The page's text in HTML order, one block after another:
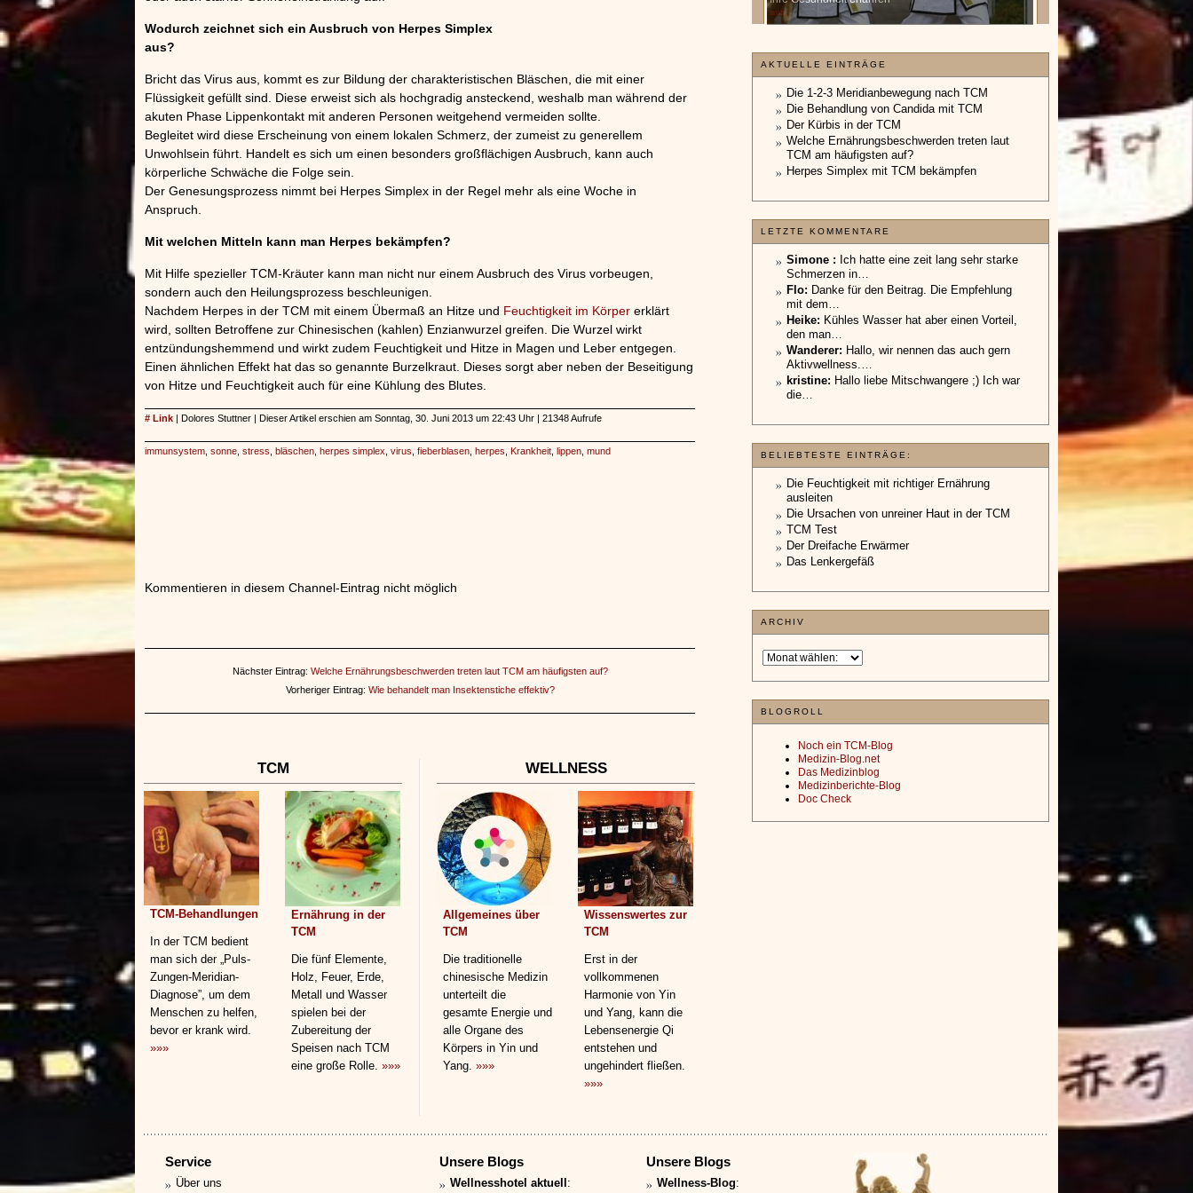
Wodurch zeichnet sich ein Ausbruch von Herpes Simplex
aus?
Bricht das Virus aus, kommt es zur Bildung der charakteristischen Bläschen, die mit einer
Flüssigkeit gefüllt sind. Diese erweist sich als hochgradig ansteckend, weshalb man während der
akuten Phase Lippenkontakt mit anderen Personen weitgehend vermeiden sollte.
Begleitet wird diese Erscheinung von einem lokalen Schmerz, der zumeist zu generellem
Unwohlsein führt. Handelt es sich um einen besonders großflächigen Ausbruch, kann auch
körperliche Schwäche die Folge sein.
Der Genesungsprozess nimmt bei Herpes Simplex in der Regel mehr als eine Woche in
Anspruch.
Mit welchen Mitteln kann man Herpes bekämpfen?
Mit Hilfe spezieller TCM-Kräuter kann man nicht nur einem Ausbruch des Virus vorbeugen,
sondern auch den Heilungsprozess beschleunigen.
Nachdem Herpes in der TCM mit einem Übermaß an Hitze und Feuchtigkeit im Körper erklärt
wird, sollten Betroffene zur Chinesischen (kahlen) Enzianwurzel greifen. Die Wurzel wirkt
entzündungshemmend und wirkt zudem Feuchtigkeit und Hitze in Magen und Leber entgegen.
Einen ähnlichen Effekt hat das so genannte Burzelkraut. Dieses sorgt aber neben der Beseitigung
von Hitze und Feuchtigkeit auch für eine Kühlung des Blutes.
# Link | Dolores Stuttner | Dieser Artikel erschien am Sonntag, 30. Juni 2013 um 22:43 Uhr | 21348 Aufrufe
immunsystem sonne stress bläschen herpes simplex virus fieberblasen herpes Krankheit lippen mund
Kommentieren in diesem Channel-Eintrag nicht möglich
Nächster Eintrag: Welche Ernährungsbeschwerden treten laut TCM am häufigsten auf?
Vorheriger Eintrag: Wie behandelt man Insektenstiche effektiv?
TCM
TCM-Behandlungen
In der TCM bedient
man sich der „Puls-
Zungen-Meridian-
Diagnose”, um dem
Menschen zu helfen,
bevor er krank wird.
»»»
Ernährung in der
TCM
Die fünf Elemente,
Holz, Feuer, Erde,
Metall und Wasser
spielen bei der
Zubereitung der
Speisen nach TCM
eine große Rolle. »»»
WELLNESS
Allgemeines über
TCM
Die traditionelle
chinesische Medizin
unterteilt die
gesamte Energie und
alle Organe des
Körpers in Yin und
Yang. »»»
Wissenswertes zur
TCM
Erst in der
vollkommenen
Harmonie von Yin
und Yang, kann die
Lebensenergie Qi
entstehen und
ungehindert fließen.
»»»
»»»
»»»
Geschenkgutschein.
»»»
AKTUELLE EINTRÄGE
Die 1-2-3 Meridianbewegung nach TCM
Die Behandlung von Candida mit TCM
Der Kürbis in der TCM
Welche Ernährungsbeschwerden treten laut
TCM am häufigsten auf?
Herpes Simplex mit TCM bekämpfen
LETZTE KOMMENTARE
Simone : Ich hatte eine zeit lang sehr starke
Schmerzen in…
Flo: Danke für den Beitrag. Die Empfehlung
mit dem…
Heike: Kühles Wasser hat aber einen Vorteil,
den man…
Wanderer: Hallo, wir nennen das auch gern
Aktivwellness.…
kristine: Hallo liebe Mitschwangere ;) Ich war
die…
BELIEBTESTE EINTRÄGE:
Die Feuchtigkeit mit richtiger Ernährung
ausleiten
Die Ursachen von unreiner Haut in der TCM
TCM Test
Der Dreifache Erwärmer
Das Lenkergefäß
ARCHIV
BLOGROLL
Noch ein TCM-Blog
Medizin-Blog.net
Das Medizinblog
Medizinberichte-Blog
Doc Check
Service
Über uns
Unsere Blogs
Wellnesshotel aktuell :
Unsere Blogs
Wellness-Blog: